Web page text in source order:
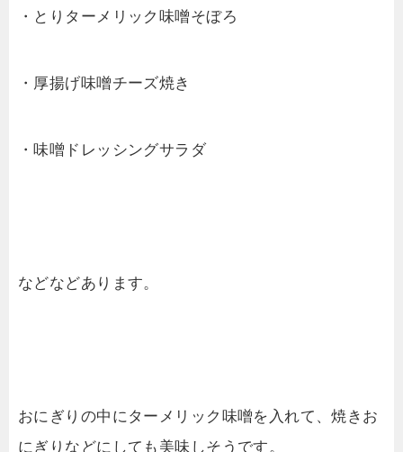
・とりターメリック味噌そぼろ
・厚揚げ味噌チーズ焼き
・味噌ドレッシングサラダ
などなどあります。
おにぎりの中にターメリック味噌を入れて、焼きお
にぎりなどにしても美味しそうです。